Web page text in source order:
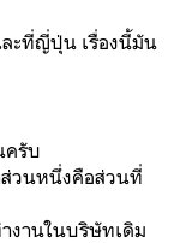
ะที่ญี่ปุ่น เรื่องนี้มัน
ครับ
วนหนึ่งคือส่วนที่
งานในบริษัทเดิม